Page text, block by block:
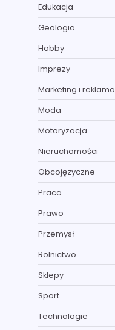
Edukacja
Geologia
Hobby
Imprezy
Marketing i reklama
Moda
Motoryzacja
Nieruchomości
Obcojęzyczne
Praca
Prawo
Przemysł
Rolnictwo
Sklepy
Sport
Technologie